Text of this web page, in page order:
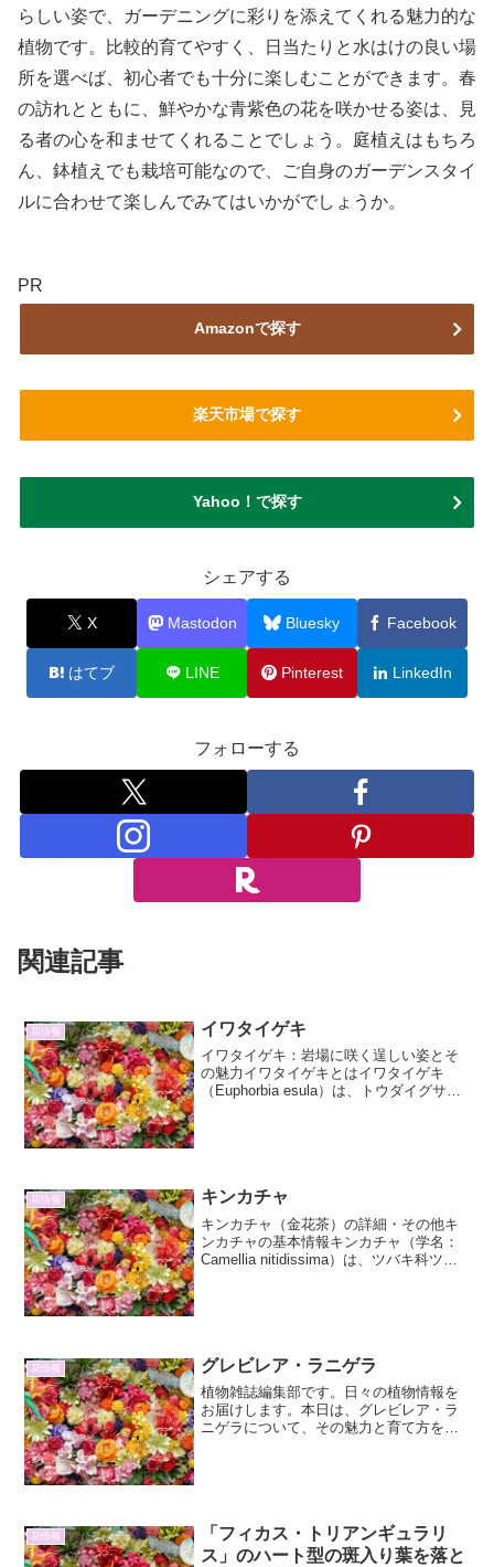
らしい姿で、ガーデニングに彩りを添えてくれる魅力的な
植物です。比較的育てやすく、日当たりと水はけの良い場
所を選べば、初心者でも十分に楽しむことができます。春
の訪れとともに、鮮やかな青紫色の花を咲かせる姿は、見
る者の心を和ませてくれることでしょう。庭植えはもちろ
ん、鉢植えでも栽培可能なので、ご自身のガーデンスタイ
ルに合わせて楽しんでみてはいかがでしょうか。
PR
Amazonで探す
楽天市場で探す
Yahoo！で探す
シェアする
X Mastodon Bluesky Facebook
はてブ LINE Pinterest LinkedIn
フォローする
関連記事
花情報 イワタイゲキ
イワタイゲキ：岩場に咲く逞しい姿とそ
の魅力イワタイゲキとはイワタイゲキ
（Euphorbia esula）は、トウダイグサ科
花情報 キンカチャ
キンカチャ（金花茶）の詳細・その他キ
ンカチャの基本情報キンカチャ（学名：
Camellia nitidissima）は、ツバキ科ツバ
花情報 グレビレア・ラニゲラ
植物雑誌編集部です。日々の植物情報を
お届けします。本日は、グレビレア・ラ
ニゲラについて、その魅力と育て方を詳
花情報
「フィカス・トリアンギュラリ
ス」のハート型の斑入り葉を落と